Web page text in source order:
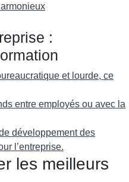
:
et lourde, ce
entre employés ou avec la
développement des
l’entreprise.
les meilleurs